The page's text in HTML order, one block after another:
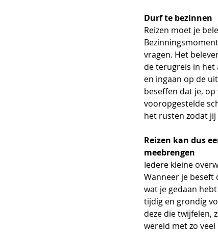
Durf te bezinnen
Reizen moet je
vragen. Het
de terugreis in het
en ingaan op de
beseffen dat je,
vooropgestelde
het rusten zodat
Reizen kan dus
meebrengen
Iedere kleine
Wanneer je beseft
wat je gedaan
tijdig en grondig
deze die twijfelen,
wereld met zo